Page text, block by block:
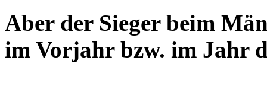
Aber der Sieger beim
im Vorjahr bzw. im Jahr